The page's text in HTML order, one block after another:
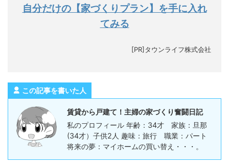
自分だけの【家づくりプラン】を手に入れ
てみる
[PR]タウンライフ株式会社
この記事を書いた人
賃貸から戸建て！主婦の家づくり奮闘日記
私のプロフィール 年齢：34才 家族：旦那
(34才）子供2人 趣味：旅行 職業：パート
将来の夢：マイホームの買い替え・・・。